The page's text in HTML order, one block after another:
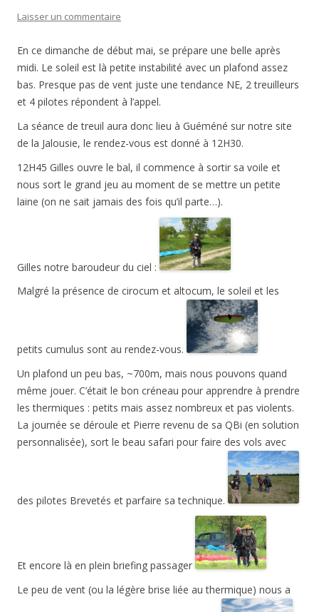
Laisser un commentaire
En ce dimanche de début mai, se prépare une belle après
midi. Le soleil est là petite instabilité avec un plafond assez
bas. Presque pas de vent juste une tendance NE, 2 treuilleurs
et 4 pilotes répondent à l’appel.
La séance de treuil aura donc lieu à Guéméné sur notre site
de la Jalousie, le rendez-vous est donné à 12H30.
12H45 Gilles ouvre le bal, il commence à sortir sa voile et
nous sort le grand jeu au moment de se mettre un petite
laine (on ne sait jamais des fois qu’il parte…).
Gilles notre baroudeur du ciel :
Malgré la présence de cirocum et altocum, le soleil et les
petits cumulus sont au rendez-vous.
Un plafond un peu bas, ~700m, mais nous pouvons quand
même jouer. C’était le bon créneau pour apprendre à prendre
les thermiques : petits mais assez nombreux et pas violents.
La journée se déroule et Pierre revenu de sa QBi (en solution
personnalisée), sort le beau safari pour faire des vols avec
des pilotes Brevetés et parfaire sa technique.
Et encore là en plein briefing passager
Le peu de vent (ou la légère brise liée au thermique) nous a